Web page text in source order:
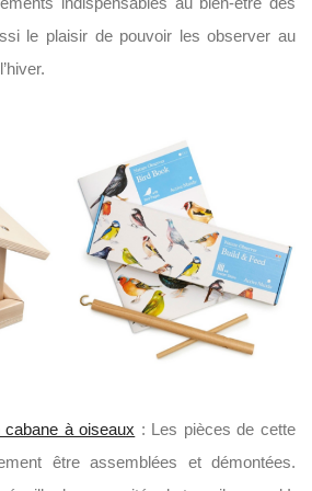
le plaisir de pouvoir les observer au
à oiseaux : Les pièces de cette
être assemblées et démontées.